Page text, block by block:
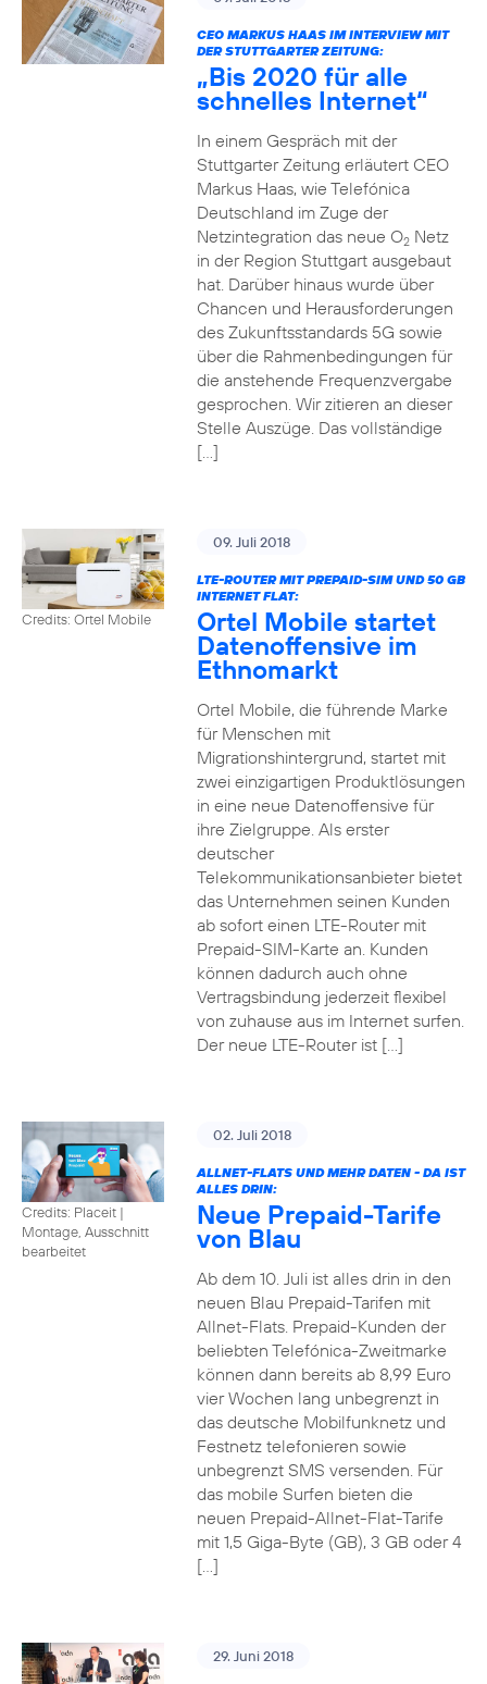
CEO MARKUS HAAS IM INTERVIEW MIT
DER STUTTGARTER ZEITUNG:
„Bis 2020 für alle
schnelles Internet“
In einem Gespräch mit der
Stuttgarter Zeitung erläutert CEO
Markus Haas, wie Telefónica
Deutschland im Zuge der
Netzintegration das neue O2Netz
in der Region Stuttgart ausgebaut
hat. Darüber hinaus wurde über
Chancen und Herausforderungen
des Zukunftsstandards 5G sowie
über die Rahmenbedingungen für
die anstehende Frequenzvergabe
gesprochen. Wir zitieren an dieser
Stelle Auszüge. Das vollständige
[…]
Credits: Ortel Mobile
09. Juli 2018
LTE-ROUTER MIT PREPAID-SIM UND 50 GB
INTERNET FLAT:
Ortel Mobile startet
Datenoffensive im
Ethnomarkt
Ortel Mobile, die führende Marke
für Menschen mit
Migrationshintergrund, startet mit
zwei einzigartigen Produktlösungen
in eine neue Datenoffensive für
ihre Zielgruppe. Als erster
deutscher
Telekommunikationsanbieter bietet
das Unternehmen seinen Kunden
ab sofort einen LTE-Router mit
Prepaid-SIM-Karte an. Kunden
können dadurch auch ohne
Vertragsbindung jederzeit flexibel
von zuhause aus im Internet surfen.
Der neue LTE-Router ist […]
Credits: Placeit |
Montage, Ausschnitt
bearbeitet
02. Juli 2018
ALLNET-FLATS UND MEHR DATEN - DA IST
ALLES DRIN:
Neue Prepaid-Tarife
von Blau
Ab dem 10. Juli ist alles drin in den
neuen Blau Prepaid-Tarifen mit
Allnet-Flats. Prepaid-Kunden der
beliebten Telefónica-Zweitmarke
können dann bereits ab 8,99 Euro
vier Wochen lang unbegrenzt in
das deutsche Mobilfunknetz und
Festnetz telefonieren sowie
unbegrenzt SMS versenden. Für
das mobile Surfen bieten die
neuen Prepaid-Allnet-Flat-Tarife
mit 1,5 Giga-Byte (GB), 3 GB oder 4
[…]
29. Juni 2018